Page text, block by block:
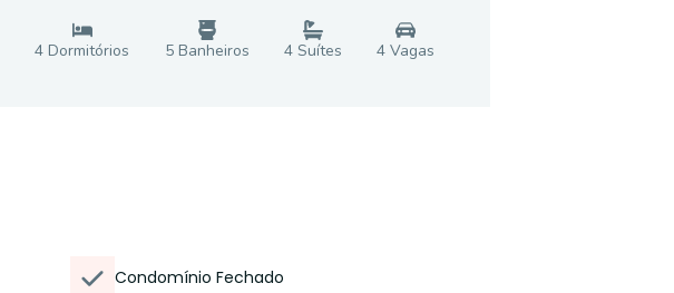
4 Dormitórios 5Banheiros 4Suítes 4Vagas
Condomínio Fechado